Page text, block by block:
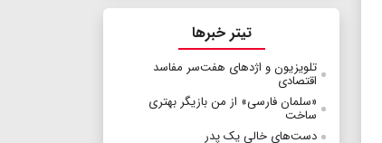
تیتر خبرها
تلویزیون و اژدهای هفت‌سر مفاسد
اقتصادی
«سلمان فارسی» از من بازیگر بهتری
ساخت
دست‌های خالی یک پدر